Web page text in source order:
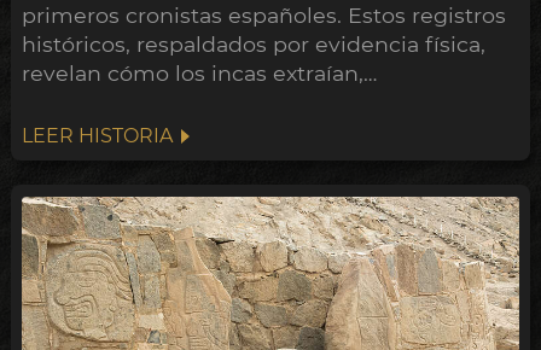
primeros cronistas españoles. Estos registros
históricos, respaldados por evidencia física,
revelan cómo los incas extraían,
ajustaban y labraban sus piedras.
LEER HISTORIA